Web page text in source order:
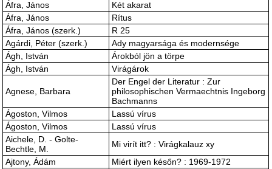
Áfra, János
Két akarat
Áfra, János
Rítus
Áfra, János (szerk.)
R 25
Agárdi, Péter (szerk.)
Ady magyarsága és modernsége
Ágh, István
Árokból jön a törpe
Ágh, István
Virágárok
Agnese, Barbara
Der Engel der Literatur : Zur
philosophischen Vermaechtnis Ingeborg
Bachmanns
Ágoston, Vilmos
Lassú vírus
Ágoston, Vilmos
Lassú vírus
Aichele, D. - Golte-
Bechtle, M.
Mi virít itt? : Virágkalauz xy
Ajtony, Ádám
Miért ilyen későn? : 1969-1972